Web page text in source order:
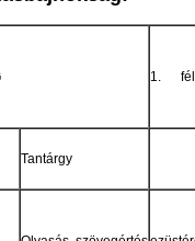
1.
Tantárgy